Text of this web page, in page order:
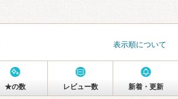
表示順について
★の数 レビュー数 新着・更新